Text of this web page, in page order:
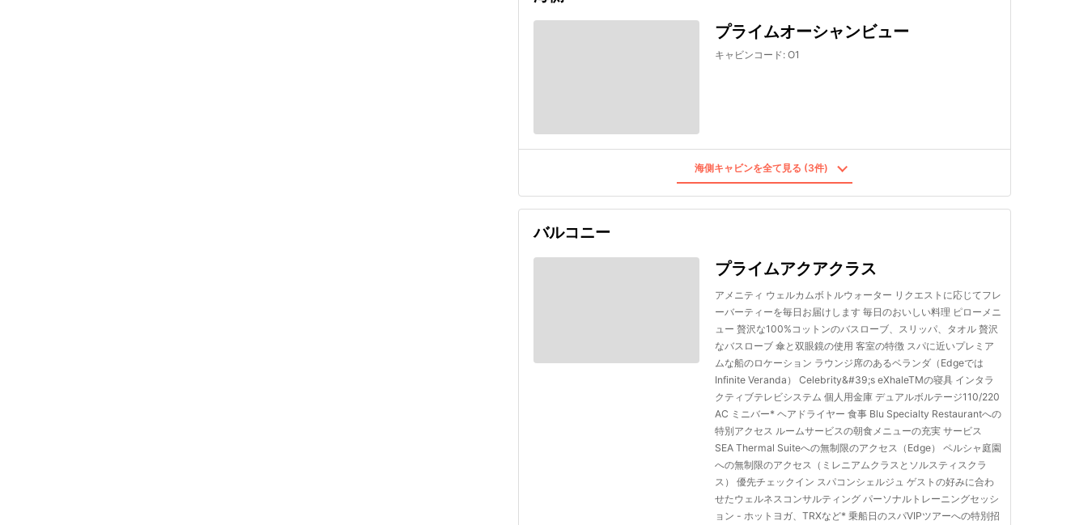
プライムオーシャンビュー
キャビンコード: O1
海側キャビンを全て見る (3件)
バルコニー
プライムアクアクラス
アメニティ ウェルカムボトルウォーター リクエストに応じてフレ
ーバーティーを毎日お届けします 毎日のおいしい料理 ピローメニ
ュー 贅沢な100%コットンのバスローブ、スリッパ、タオル 贅沢
なバスローブ 傘と双眼鏡の使用 客室の特徴 スパに近いプレミア
ムな船のロケーション ラウンジ席のあるベランダ（Edgeでは
Infinite Veranda） Celebrity&#39;s eXhaleTMの寝具 インタラ
クティブテレビシステム 個人用金庫 デュアルボルテージ110/220
AC ミニバー* ヘアドライヤー 食事 Blu Specialty Restaurantへの
特別アクセス ルームサービスの朝食メニューの充実 サービス
SEA Thermal Suiteへの無制限のアクセス（Edge） ペルシャ庭園
への無制限のアクセス（ミレニアムクラスとソルスティスクラ
ス） 優先チェックイン スパコンシェルジュ ゲストの好みに合わ
せたウェルネスコンサルティング パーソナルトレーニングセッシ
ョン - ホットヨガ、TRXなど* 乗船日のスパVIPツアーへの特別招